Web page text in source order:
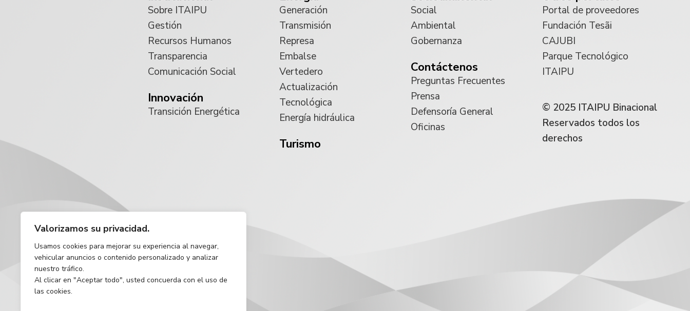
Valorizamos su privacidad.
Usamos cookies para mejorar su experiencia al navegar,
vehicular anuncios o contenido personalizado y analizar
nuestro tráfico.
Al clicar en "Aceptar todo", usted concuerda con el uso de
las cookies.
Sobre ITAIPU
Gestión
Recursos Humanos
Transparencia
Comunicación Social
Innovación
Transición Energética
Generación
Transmisión
Represa
Embalse
Vertedero
Actualización
Tecnológica
Energía hidráulica
Turismo
Social
Ambiental
Gobernanza
Contáctenos
Preguntas Frecuentes
Prensa
Defensoría General
Oficinas
Portal de proveedores
Fundación Tesãi
CAJUBI
Parque Tecnológico
ITAIPU
© 2025 ITAIPU Binacional
Reservados todos los
derechos